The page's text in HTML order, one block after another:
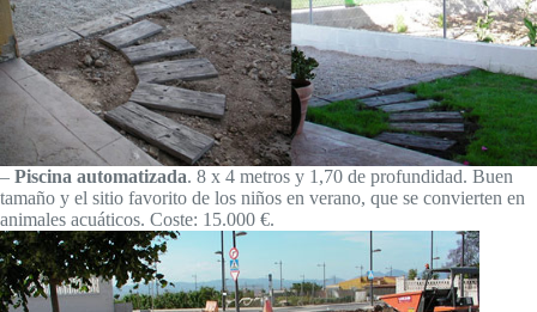
– Piscina automatizada. 8 x 4 metros y 1,70 de profundidad. Buen
tamaño y el sitio favorito de los niños en verano, que se convierten en
animales acuáticos. Coste: 15.000 €.